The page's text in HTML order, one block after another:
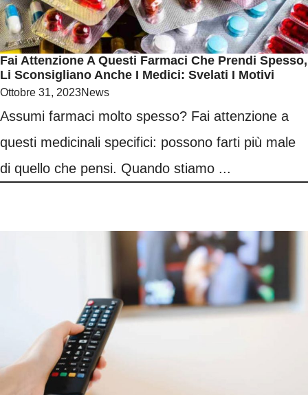
Fai Attenzione A Questi Farmaci Che Prendi Spesso,
Li Sconsigliano Anche I Medici: Svelati I Motivi
Ottobre 31, 2023News
Assumi farmaci molto spesso? Fai attenzione a
questi medicinali specifici: possono farti più male
di quello che pensi. Quando stiamo ...